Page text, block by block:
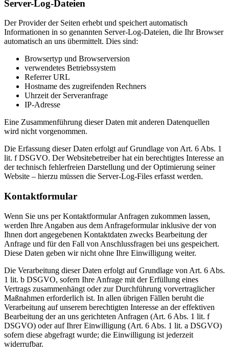
Server-Log-Dateien
Der Provider der Seiten erhebt und speichert automatisch
Informationen in so genannten Server-Log-Dateien, die Ihr Browser
automatisch an uns übermittelt. Dies sind:
Browsertyp und Browserversion
verwendetes Betriebssystem
Referrer URL
Hostname des zugreifenden Rechners
Uhrzeit der Serveranfrage
IP-Adresse
Eine Zusammenführung dieser Daten mit anderen Datenquellen
wird nicht vorgenommen.
Die Erfassung dieser Daten erfolgt auf Grundlage von Art. 6 Abs. 1
lit. f DSGVO. Der Websitebetreiber hat ein berechtigtes Interesse an
der technisch fehlerfreien Darstellung und der Optimierung seiner
Website – hierzu müssen die Server-Log-Files erfasst werden.
Kontaktformular
Wenn Sie uns per Kontaktformular Anfragen zukommen lassen,
werden Ihre Angaben aus dem Anfrageformular inklusive der von
Ihnen dort angegebenen Kontaktdaten zwecks Bearbeitung der
Anfrage und für den Fall von Anschlussfragen bei uns gespeichert.
Diese Daten geben wir nicht ohne Ihre Einwilligung weiter.
Die Verarbeitung dieser Daten erfolgt auf Grundlage von Art. 6 Abs.
1 lit. b DSGVO, sofern Ihre Anfrage mit der Erfüllung eines
Vertrags zusammenhängt oder zur Durchführung vorvertraglicher
Maßnahmen erforderlich ist. In allen übrigen Fällen beruht die
Verarbeitung auf unserem berechtigten Interesse an der effektiven
Bearbeitung der an uns gerichteten Anfragen (Art. 6 Abs. 1 lit. f
DSGVO) oder auf Ihrer Einwilligung (Art. 6 Abs. 1 lit. a DSGVO)
sofern diese abgefragt wurde; die Einwilligung ist jederzeit
widerrufbar.